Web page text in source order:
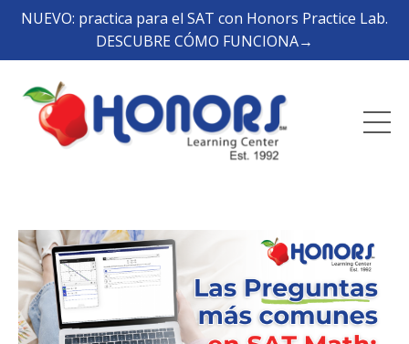
NUEVO: practica para el SAT con Honors Practice Lab.
DESCUBRE CÓMO FUNCIONA→